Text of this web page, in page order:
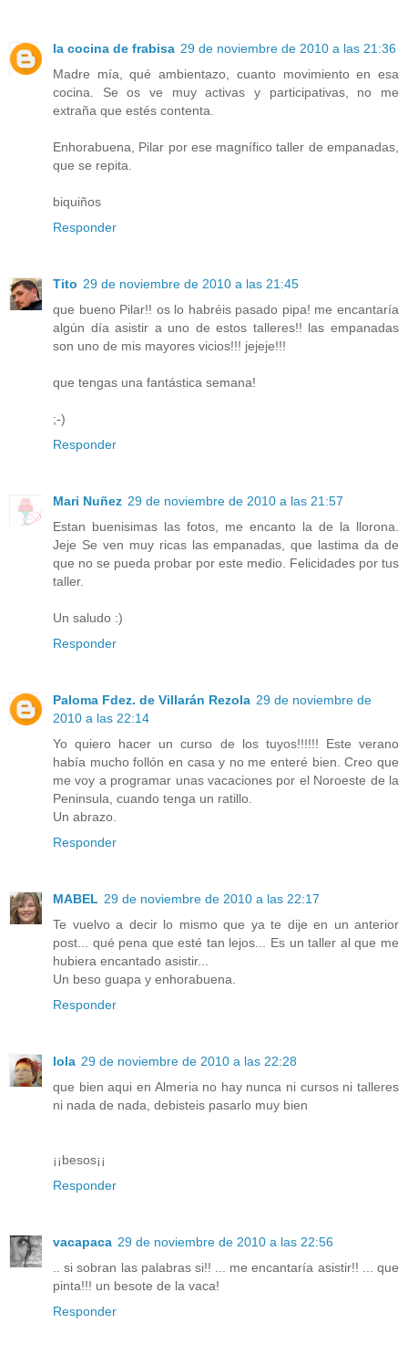
la cocina de frabisa 29 de noviembre de 2010 a las 21:36
Madre mía, qué ambientazo, cuanto movimiento en esa
cocina. Se os ve muy activas y participativas, no me
extraña que estés contenta.
Enhorabuena, Pilar por ese magnífico taller de empanadas,
que se repita.
biquiños
Responder
Tito 29 de noviembre de 2010 a las 21:45
que bueno Pilar!! os lo habréis pasado pipa! me encantaría
algún día asistir a uno de estos talleres!! las empanadas
son uno de mis mayores vicios!!! jejeje!!!
que tengas una fantástica semana!
;-)
Responder
Mari Nuñez 29 de noviembre de 2010 a las 21:57
Estan buenisimas las fotos, me encanto la de la llorona.
Jeje Se ven muy ricas las empanadas, que lastima da de
que no se pueda probar por este medio. Felicidades por tus
taller.
Un saludo :)
Responder
Paloma Fdez. de Villarán Rezola 29 de noviembre de
2010 a las 22:14
Yo quiero hacer un curso de los tuyos!!!!!! Este verano
había mucho follón en casa y no me enteré bien. Creo que
me voy a programar unas vacaciones por el Noroeste de la
Peninsula, cuando tenga un ratillo.
Un abrazo.
Responder
MABEL 29 de noviembre de 2010 a las 22:17
Te vuelvo a decir lo mismo que ya te dije en un anterior
post... qué pena que esté tan lejos... Es un taller al que me
hubiera encantado asistir...
Un beso guapa y enhorabuena.
Responder
lola 29 de noviembre de 2010 a las 22:28
que bien aqui en Almeria no hay nunca ni cursos ni talleres
ni nada de nada, debisteis pasarlo muy bien
¡¡besos¡¡
Responder
vacapaca 29 de noviembre de 2010 a las 22:56
.. si sobran las palabras si!! ... me encantaría asistir!! ... que
pinta!!! un besote de la vaca!
Responder